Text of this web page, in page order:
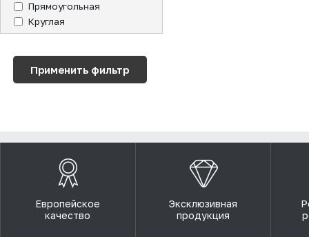
Прямоугольная
Круглая
Европейское
качество
Эксклюзивная
продукция